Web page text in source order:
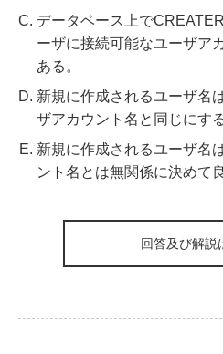
データベース上で
ーザに接続可能なユーザア
ある。
新規に作成されるユーザ名
ザアカウント名と同じにす
新規に作成されるユーザ名
ント名とは無関係に決めて
回答及び解説